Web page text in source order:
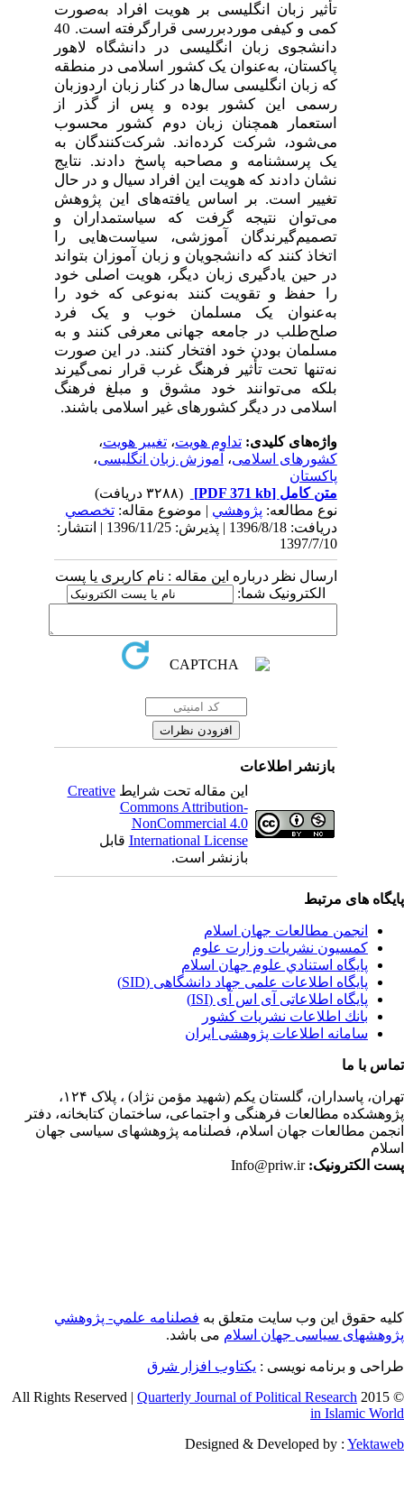
تأثیر زبان انگلیسی بر هویت افراد به‌صورت
کمی و کیفی موردبررسی قرارگرفته است. 40
دانشجوی زبان انگلیسی در دانشگاه لاهور
پاکستان، به‌عنوان یک کشور اسلامی در منطقه
که زبان انگلیسی سال‌ها در کنار زبان اردوزبان
رسمی این کشور بوده و پس از گذر از
استعمار همچنان زبان دوم کشور محسوب
می‌شود، شرکت کرده‌اند. شرکت‌کنندگان به
یک پرسشنامه و مصاحبه پاسخ دادند. نتایج
نشان دادند که هویت این افراد سیال و در حال
تغییر است. بر اساس یافته‌های این پژوهش
می‌توان نتیجه گرفت که سیاستمداران و
تصمیم‌گیرندگان آموزشی، سیاست‌هایی را
اتخاذ کنند که دانشجویان و زبان آموزان بتواند
در حین یادگیری زبان دیگر، هویت اصلی خود
را حفظ و تقویت کنند به‌نوعی که خود را
به‌عنوان یک مسلمان خوب و یک فرد
صلح‌طلب در جامعه جهانی معرفی کنند و به
مسلمان بودن خود افتخار کنند. در این صورت
نه‌تنها تحت تأثیر فرهنگ غرب قرار نمی‌گیرند
بلکه می‌توانند خود مشوق و مبلغ فرهنگ
اسلامی در دیگر کشورهای غیر اسلامی باشند.
واژه‌های کلیدی:تداوم هویت،تغییر هویت،
کشورهای اسلامی،آموزش زبان انگلیسی،
پاکستان
متن کامل[PDF 371 kb]
نوع مطالعه:پژوهشي| موضوع مقاله:تخصصي
دریافت: 1396/8/18 | پذیرش: 1396/11/25 | انتشار:
1397/7/10
ارسال نظر درباره این مقاله : نام کاربری یا پست
الکترونیک شما:
بازنشر اطلاعات
این مقاله تحت شرایطCreative
Commons Attribution-
NonCommercial 4.0
International Licenseقابل
بازنشر است.
های مرتبط
انجمن مطالعات جهان اسلام
کمسیون نشریات وزارت علوم
پايگاه استنادي علوم جهان اسلام
پایگاه اطلاعات علمی جهاد دانشگاهی (SID)
پایگاه اطلاعاتی آی اس آی (ISI)
بانك اطلاعات نشريات كشور
سامانه اطلاعات پژوهشی ایران
با ما
پاسداران، گلستان یکم (شهید مؤمن نژاد) ، پلاک ۱۲۴،
مطالعات فرهنگی و اجتماعی، ساختمان کتابخانه، دفتر
مطالعات جهان اسلام، فصلنامه پژوهشهای سیاسی جهان
الکترونیک:Info@priw.ir
حقوق این وب سایت متعلق بهفصلنامه علمي- پژوهشي
سیاسی جهان اسلاممی باشد.
و برنامه نویسی : یکتاوب افزار شرق
©
Quarterly Journal of Political Research
in Islamic
Designed & Developed by :